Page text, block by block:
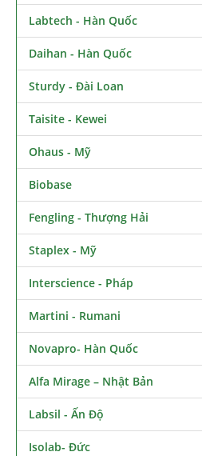
Labtech - Hàn Quốc
Daihan - Hàn Quốc
Sturdy - Đài Loan
Taisite - Kewei
Ohaus - Mỹ
Biobase
Fengling - Thượng Hải
Staplex - Mỹ
Interscience - Pháp
Martini - Rumani
Novapro- Hàn Quốc
Alfa Mirage – Nhật Bản
Labsil - Ấn Độ
Isolab- Đức